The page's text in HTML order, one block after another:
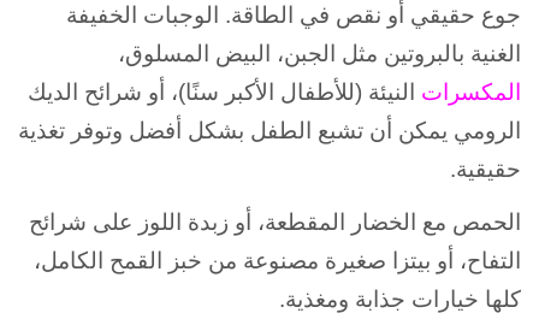
جوع حقيقي أو نقص في الطاقة. الوجبات الخفيفة
الغنية بالبروتين مثل الجبن، البيض المسلوق،
المكسرات النيئة (للأطفال الأكبر سنًا)، أو شرائح الديك
الرومي يمكن أن تشبع الطفل بشكل أفضل وتوفر تغذية
حقيقية.
الحمص مع الخضار المقطعة، أو زبدة اللوز على شرائح
التفاح، أو بيتزا صغيرة مصنوعة من خبز القمح الكامل،
كلها خيارات جذابة ومغذية.